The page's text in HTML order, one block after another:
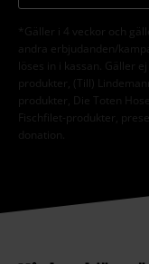
*Gäller i 4 veckor och
andra erbjudanden/
löses in i kassan. Gäller
produkter, (Till)
produkter, Die Toten
Fischfilet-produkter,
donation.